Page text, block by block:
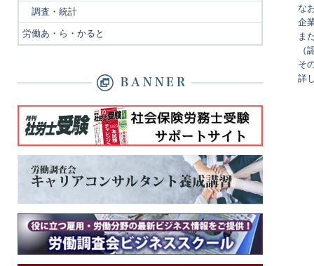
な
企
ま
（
そ
詳
調査・統計
労働あ・ら・かると